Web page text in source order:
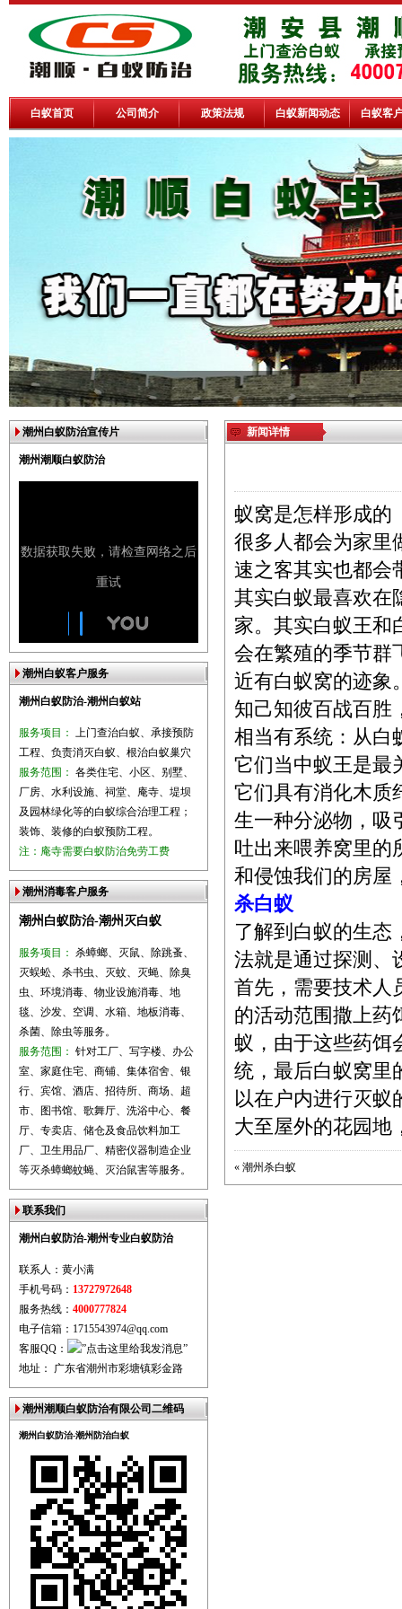
白蚁首页 公司简介 政策法规 白蚁新闻动态 白蚁客
潮州白蚁防治宣传片
潮州潮顺白蚁防治
潮州白蚁客户服务
潮州白蚁防治-潮州白蚁站
服务项目： 上门查治白蚁、承接预防
工程、负责消灭白蚁、根治白蚁巢穴
服务范围： 各类住宅、小区、别墅、
厂房、水利设施、祠堂、庵寺、堤坝
及园林绿化等的白蚁综合治理工程；
装饰、装修的白蚁预防工程。
注：庵寺需要白蚁防治免劳工费
潮州消毒客户服务
潮州白蚁防治-潮州灭白蚁
服务项目： 杀蟑螂、灭鼠、除跳蚤、
灭蜈蚣、杀书虫、灭蚊、灭蝇、除臭
虫、环境消毒、物业设施消毒、地
毯、沙发、空调、水箱、地板消毒、
杀菌、除虫等服务。
服务范围： 针对工厂、写字楼、办公
室、家庭住宅、商铺、集体宿舍、银
行、宾馆、酒店、招待所、商场、超
市、图书馆、歌舞厅、洗浴中心、餐
厅、专卖店、储仓及食品饮料加工
厂、卫生用品厂、精密仪器制造企业
等灭杀蟑螂蚊蝇、灭治鼠害等服务。
联系我们
潮州白蚁防治-潮州专业白蚁防治
联系人：黄小满
手机号码： 13727972648
服务热线： 4000777824
电子信箱：1715543974@qq.com
客服QQ：
地址： 广东省潮州市彩塘镇彩金路
潮州潮顺白蚁防治有限公司二维码
潮州白蚁防治-潮州防治白蚁
新闻详情
蚁窝是怎样
很多人都会为家里
速之客其实也都会
其实白蚁最喜欢在
家。其实白蚁王和
会在繁殖的季节群
近有白蚁窝的迹象
知己知彼百战百胜
相当有系统：从白
它们当中蚁王是最
它们具有消化木质
生一种分泌物，吸
吐出来喂养窝里的
和侵蚀我们的房屋
杀白蚁
了解到白蚁的生态
法就是通过探测、
首先，需要技术人
的活动范围撒上药
蚁，由于这些药饵
统，最后白蚁窝里
以在户内进行灭蚁
大至屋外的花园地
« 潮州杀白蚁